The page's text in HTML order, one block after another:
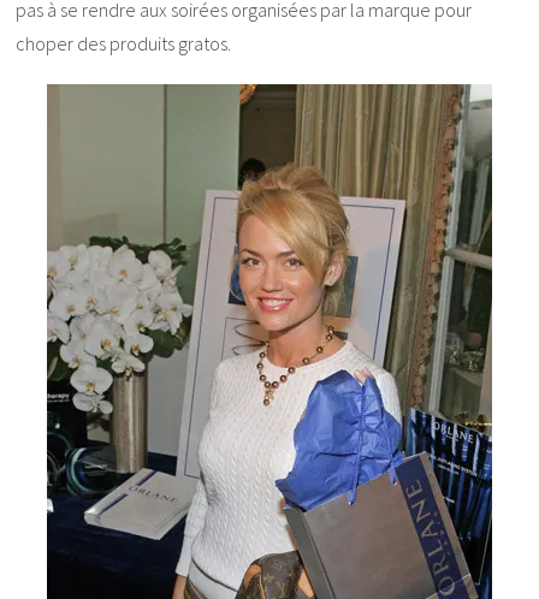
pas à se rendre aux soirées organisées par la marque pour
choper des produits gratos.